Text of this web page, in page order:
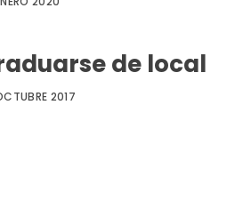
de local
2017